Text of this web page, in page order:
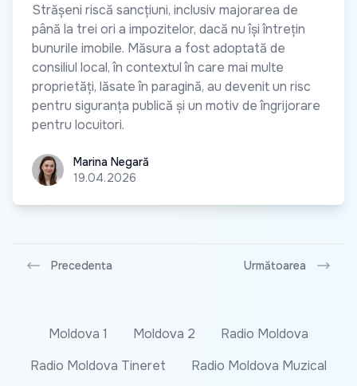
Strășeni riscă sancțiuni, inclusiv majorarea de
până la trei ori a impozitelor, dacă nu își întrețin
bunurile imobile. Măsura a fost adoptată de
consiliul local, în contextul în care mai multe
proprietăți, lăsate în paragină, au devenit un risc
pentru siguranța publică și un motiv de îngrijorare
pentru locuitori.
Marina Negară
Marina Negară
19.04.2026
Precedenta Următoarea
Moldova 1 Moldova 2
Radio Moldova
Radio Moldova Tineret
Radio Moldova Muzical